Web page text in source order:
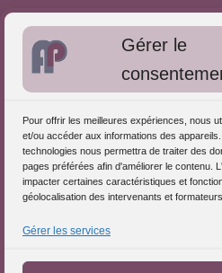
Gérer le
Pour offrir les meilleures expériences, nous
et/ou accéder aux informations des
technologies nous permettra de traiter des
pages préférées afin d'améliorer le contenu.
impacter certaines caractéristiques et
géolocalisation des intervenants et formateurs.
Gérer les services
Approches de l'Analyse des
S'inscrire dans l'Annuaire
Publiez vos formations
Charte déontologique